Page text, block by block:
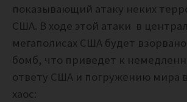
показывающий атаку неких
США. В ходе этой атаки в
мегаполисах США будет
бомб, что приведет к
ответу США и погружению мира
хаос: